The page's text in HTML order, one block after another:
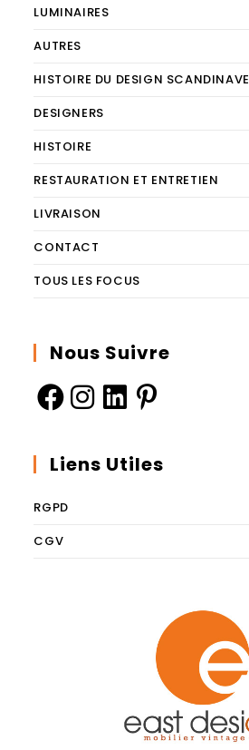
LUMINAIRES
AUTRES
HISTOIRE DU DESIGN SCANDINAVE
DESIGNERS
HISTOIRE
RESTAURATION ET ENTRETIEN
LIVRAISON
CONTACT
TOUS LES FOCUS
Nous Suivre
Liens Utiles
RGPD
CGV